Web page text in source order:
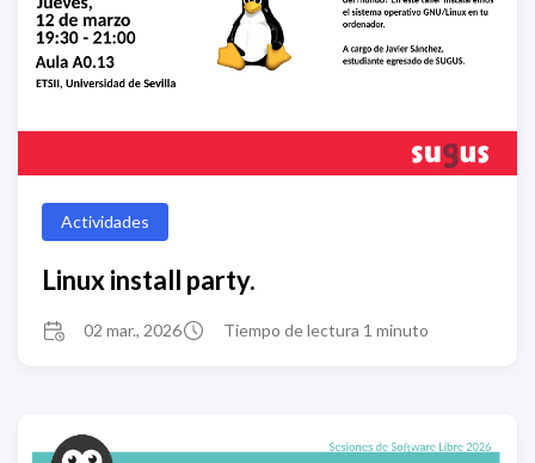
Actividades
Linux install party.
02 mar., 2026 Tiempo de lectura 1 minuto